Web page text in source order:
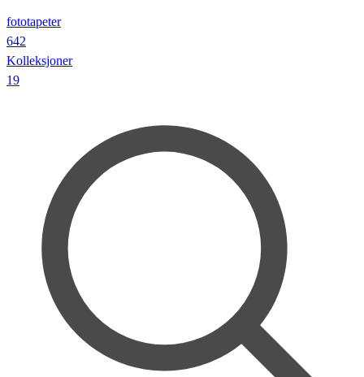
fototapeter
642
Kolleksjoner
19